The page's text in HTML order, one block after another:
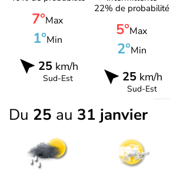
7°Max
1°Min
25km/h
Sud-Est
22% de probabilité
5°Max
2°Min
25km/h
Sud-Est
Du 25 au 31 janvier